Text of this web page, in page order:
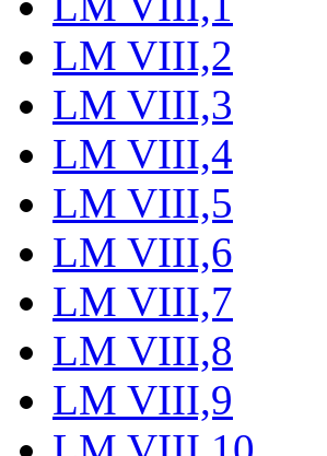
LM VIII,2
LM VIII,3
LM VIII,4
LM VIII,5
LM VIII,6
LM VIII,7
LM VIII,8
LM VIII,9